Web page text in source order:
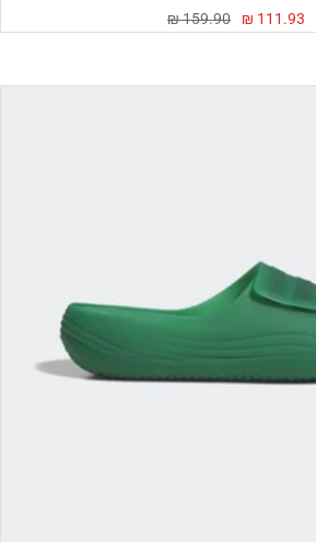
מחיר
111.93 ₪ מחיר
159.90 ₪